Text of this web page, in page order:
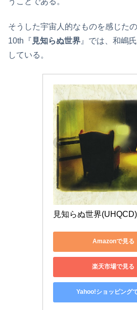
そうした宇宙人的なものを感じた
10th『 見知らぬ世界 』では、和嶋
している。
見知らぬ世界(UHQCD)
Amazonで見る
楽天市場で見る
Yahoo!ショッピング